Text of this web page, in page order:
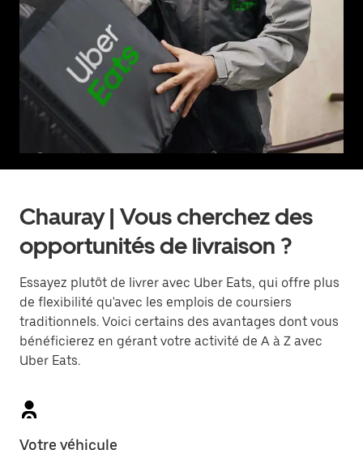
Chauray | Vous cherchez des
opportunités de livraison ?
Essayez plutôt de livrer avec Uber Eats, qui offre plus
de flexibilité qu'avec les emplois de coursiers
traditionnels. Voici certains des avantages dont vous
bénéficierez en gérant votre activité de A à Z avec
Uber Eats.
Votre véhicule